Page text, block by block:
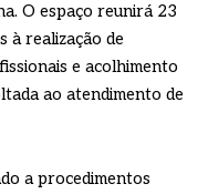
O espaço reunirá 23
à realização de
e acolhimento
ao atendimento de
a procedimentos